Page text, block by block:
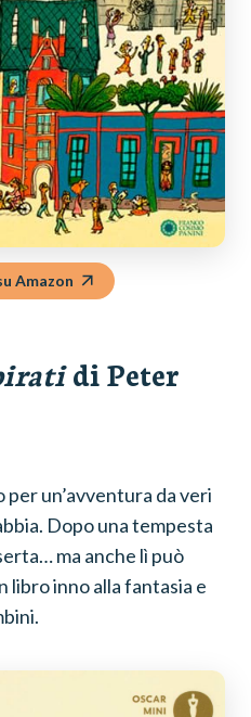
Amazon
di Peter
per un’avventura da veri
Dopo una tempesta
ma anche lì può
libro inno alla fantasia e